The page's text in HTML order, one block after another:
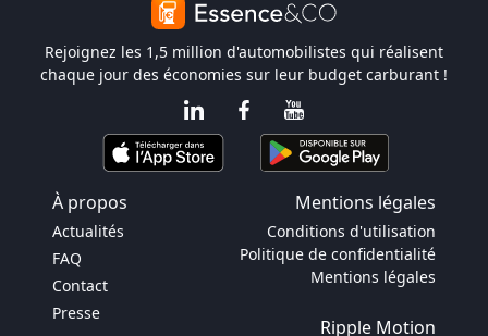
Rejoignez les 1,5 million d'automobilistes qui réalisent
chaque jour des économies sur leur budget carburant !
À propos Mentions légales
Actualités
FAQ
Contact
Presse
Conditions d'utilisation
Politique de confidentialité
Mentions légales
Ripple Motion